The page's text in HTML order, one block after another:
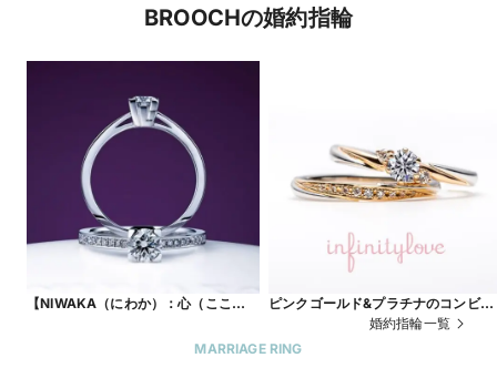
BROOCHの婚約指輪
【NIWAKA（にわか）：心（ここ
レでかわいいエンゲージリング
ピンクゴールド&プラチナのコンビ
は、肌に優しくなじむ魔法のカラー
銀座で人気のかわいい婚約指輪
婚約指輪一覧
MARRIAGE RING